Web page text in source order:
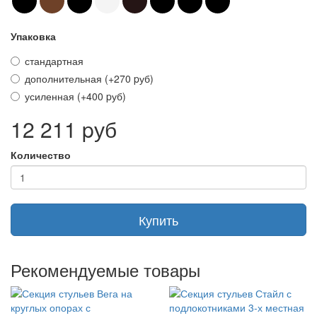
Упаковка
стандартная
дополнительная (+270 pуб)
усиленная (+400 pуб)
12 211 pуб
Количество
Купить
Рекомендуемые товары